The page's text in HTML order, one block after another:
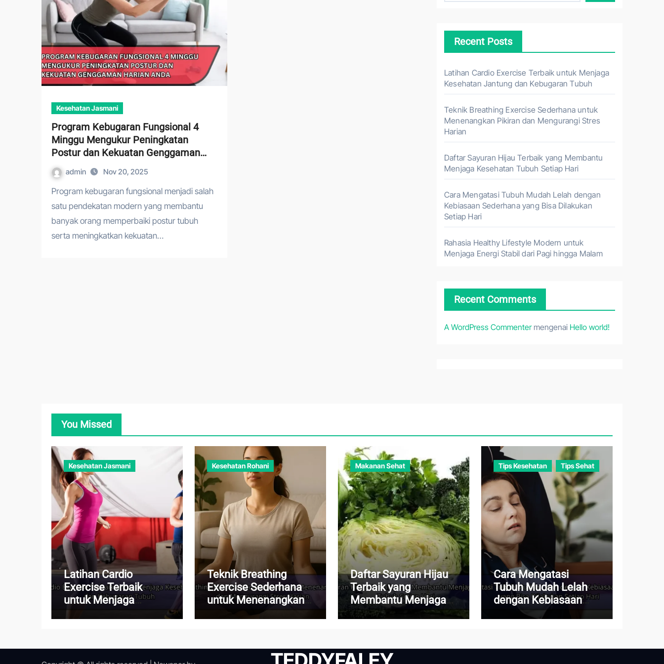
Kesehatan Jasmani
Program Kebugaran Fungsional 4
Minggu Mengukur Peningkatan
Postur dan Kekuatan Genggaman
Harian Anda
admin Nov 20, 2025
Program kebugaran fungsional menjadi salah
satu pendekatan modern yang membantu
banyak orang memperbaiki postur tubuh
serta meningkatkan kekuatan…
Recent Posts
Latihan Cardio Exercise Terbaik untuk Menjaga
Kesehatan Jantung dan Kebugaran Tubuh
Teknik Breathing Exercise Sederhana untuk
Menenangkan Pikiran dan Mengurangi Stres
Harian
Daftar Sayuran Hijau Terbaik yang Membantu
Menjaga Kesehatan Tubuh Setiap Hari
Cara Mengatasi Tubuh Mudah Lelah dengan
Kebiasaan Sederhana yang Bisa Dilakukan
Setiap Hari
Rahasia Healthy Lifestyle Modern untuk
Menjaga Energi Stabil dari Pagi hingga Malam
Recent Comments
A WordPress Commentermengenai Hello world!
You Missed
Kesehatan Jasmani
Latihan Cardio
Exercise Terbaik
untuk Menjaga
Kesehatan Jantung
Kesehatan Rohani
Teknik Breathing
Exercise Sederhana
untuk Menenangkan
Pikiran dan
Makanan Sehat
Daftar Sayuran Hijau
Terbaik yang
Membantu Menjaga
Kesehatan Tubuh
Tips Kesehatan Tips Sehat
Cara Mengatasi
Tubuh Mudah Lelah
dengan Kebiasaan
Sederhana yang Bisa